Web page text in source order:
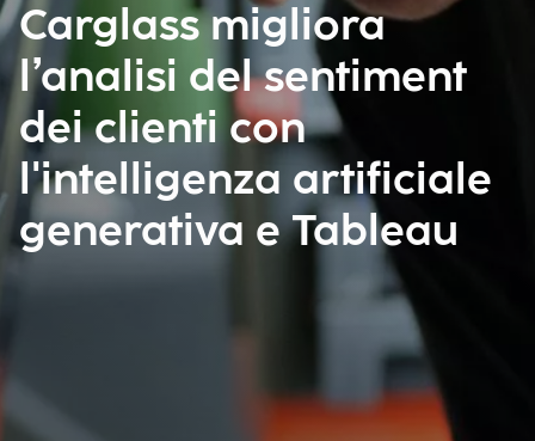
Carglass migliora
l’analisi del sentiment
dei clienti con
l'intelligenza artificiale
generativa e Tableau